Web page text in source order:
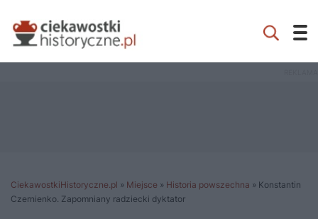
CiekawostkiHistoryczne.pl » Miejsce » Historia powszechna » Konstantin
Czernienko. Zapomniany radziecki dyktator